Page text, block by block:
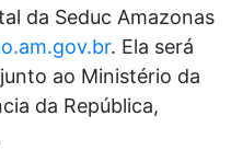
da Seduc Amazonas
. Ela será
ao Ministério da
da República,